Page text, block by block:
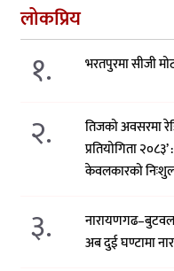
लोकप्रिय
१. भरतपुरमा सीजी
२.
तिजको अवसरमा
प्रतियोगिता
केवलकारको
३.
अब दुई घण्टामा